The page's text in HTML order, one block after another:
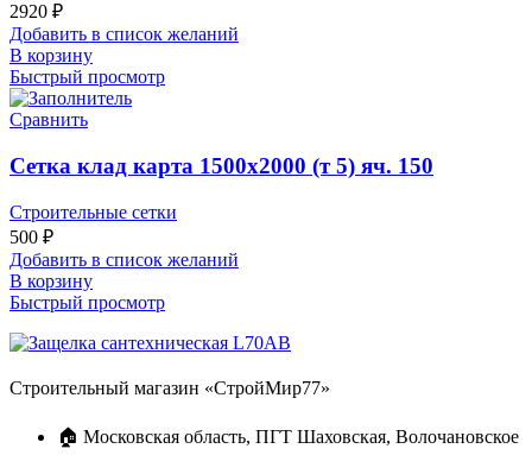
2920 ₽
Добавить в список желаний
В корзину
Быстрый просмотр
Сравнить
Сетка клад карта 1500х2000 (т 5) яч. 150
Строительные сетки
500 ₽
Добавить в список желаний
В корзину
Быстрый просмотр
Строительный магазин «СтройМир77»
🏠 Московская область, ПГТ Шаховская, Волочановское